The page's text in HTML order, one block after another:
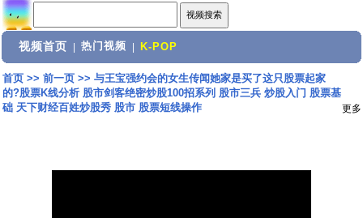
视频首页 热门视频 K-POP
首页>> 前一页>> 与王宝强约会的女生传闻她家是买了这只股票起家
的?股票K线分析 股市剑客绝密炒股100招系列 股市三兵 炒股入门 股票基
础 天下财经百姓炒股秀 股市 股票短线操作
更多